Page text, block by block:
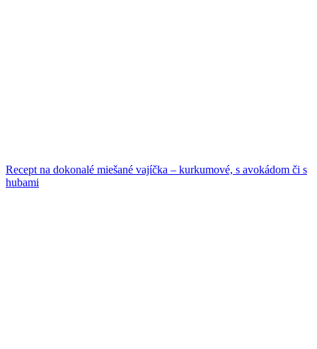
Recept na dokonalé miešané vajíčka – kurkumové, s avokádom či s
hubami